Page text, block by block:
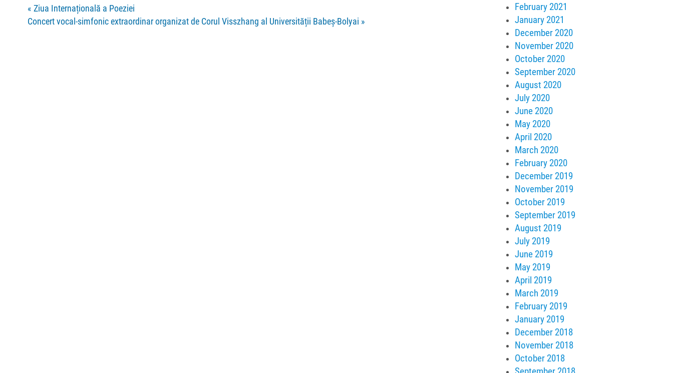
« Ziua Internațională a Poeziei
Concert vocal-simfonic extraordinar organizat de Corul Visszhang al Universității Babeș-Bolyai »
February 2021
January 2021
December 2020
November 2020
October 2020
September 2020
August 2020
July 2020
June 2020
May 2020
April 2020
March 2020
February 2020
December 2019
November 2019
October 2019
September 2019
August 2019
July 2019
June 2019
May 2019
April 2019
March 2019
February 2019
January 2019
December 2018
November 2018
October 2018